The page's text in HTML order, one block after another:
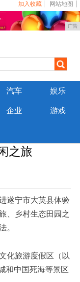
加入收藏 网站地图
广告
汽车 娱乐
企业 游戏
之旅
遂宁市大英县体验
、乡村生态田园之
。
化旅游度假区（以
和中国死海等景区